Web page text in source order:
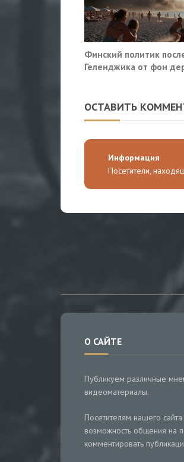
Финский политик
Геленджика от фон
ОСТАВИТЬ
Информация
Посетители,
О САЙТЕ
Публикуем различные
видеоматериалы.
Посетителям нашего
возможность общения на
комментировать